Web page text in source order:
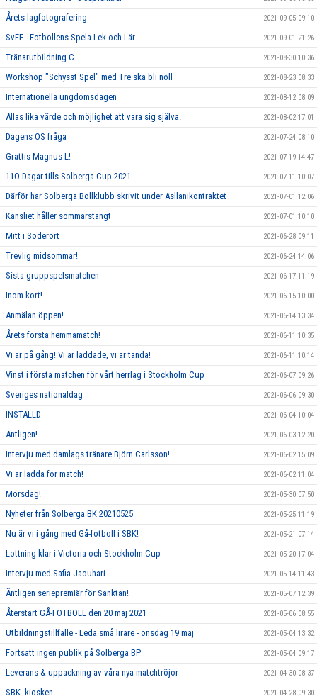
Årets lagfotografering 2021-09-05 09:10
SvFF - Fotbollens Spela Lek och Lär 2021-09-01 21:26
Tränarutbildning C 2021-08-30 10:36
Workshop "Schysst Spel" med Tre ska bli noll 2021-08-23 08:33
Internationella ungdomsdagen 2021-08-12 08:09
Allas lika värde och möjlighet att vara sig själva. 2021-08-02 17:01
Dagens OS fråga 2021-07-24 08:10
Grattis Magnus L! 2021-07-19 14:47
11O Dagar tills Solberga Cup 2021 2021-07-11 10:07
Därför har Solberga Bollklubb skrivit under Asllanikontraktet 2021-07-01 12:06
Kansliet håller sommarstängt 2021-07-01 10:10
Mitt i Söderort 2021-06-28 09:11
Trevlig midsommar! 2021-06-24 14:06
Sista gruppspelsmatchen 2021-06-17 11:19
Inom kort! 2021-06-15 10:00
Anmälan öppen! 2021-06-14 13:34
Årets första hemmamatch! 2021-06-11 10:35
Vi är på gång! Vi är laddade, vi är tända! 2021-06-11 10:14
Vinst i första matchen för vårt herrlag i Stockholm Cup 2021-06-07 09:26
Sveriges nationaldag 2021-06-06 09:30
INSTÄLLD 2021-06-04 10:04
Äntligen! 2021-06-03 12:20
Intervju med damlags tränare Björn Carlsson! 2021-06-02 15:09
Vi är ladda för match! 2021-06-02 11:04
Morsdag! 2021-05-30 07:50
Nyheter från Solberga BK 20210525 2021-05-25 11:19
Nu är vi i gång med Gå-fotboll i SBK! 2021-05-21 07:14
Lottning klar i Victoria och Stockholm Cup 2021-05-20 17:04
Intervju med Safia Jaouhari 2021-05-14 11:43
Äntligen seriepremiär för Sanktan! 2021-05-07 12:39
Återstart GÅ-FOTBOLL den 20 maj 2021 2021-05-06 08:55
Utbildningstillfälle - Leda små lirare - onsdag 19 maj 2021-05-04 13:32
Fortsatt ingen publik på Solberga BP 2021-05-04 09:17
Leverans & uppackning av våra nya matchtröjor 2021-04-30 08:37
SBK- kiosken 2021-04-28 09:30